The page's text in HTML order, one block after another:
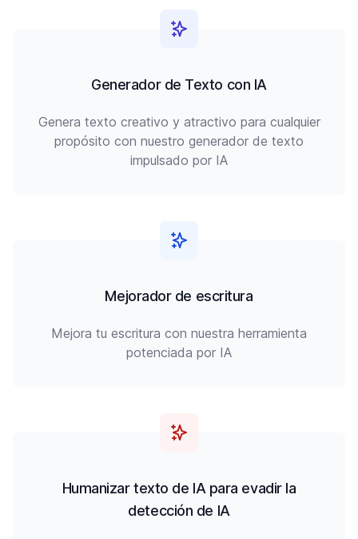
Generador de Texto con IA
Genera texto creativo y atractivo para cualquier
propósito con nuestro generador de texto
impulsado por IA
Mejorador de escritura
Mejora tu escritura con nuestra herramienta
potenciada por IA
Humanizar texto de IA para evadir la
detección de IA